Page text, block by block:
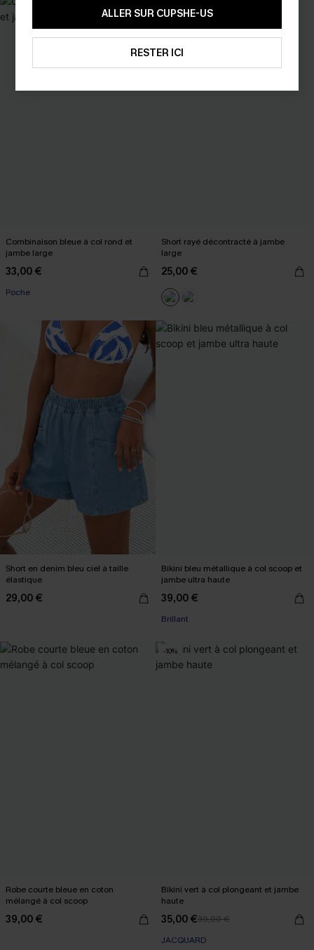
Combinaison bleue à col rond et
jambe large
33,00 €
Poche
Short rayé décontracté à jambe
large
25,00 €
Short en denim bleu ciel à taille
élastique
29,00 €
Bikini bleu métallique à col scoop et
jambe ultra haute
39,00 €
Brillant
Robe courte bleue en coton
mélangé à col scoop
39,00 €
-10%
Bikini vert à col plongeant et jambe
haute
35,00 €39,00 €
JACQUARD
ALLER SUR CUPSHE-US
RESTER ICI